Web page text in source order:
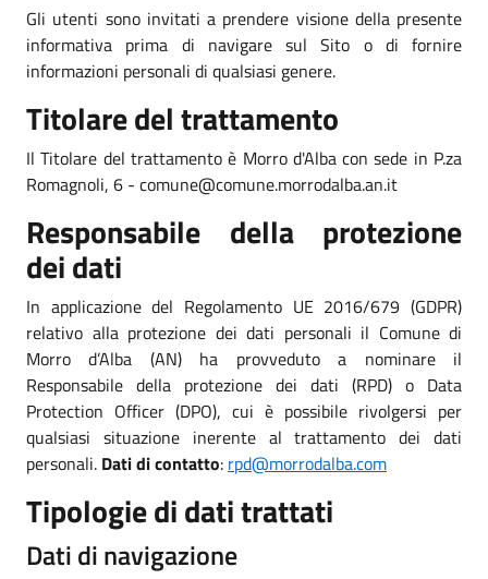
Gli utenti sono invitati a prendere visione della presente
informativa prima di navigare sul Sito o di fornire
informazioni personali di qualsiasi genere.
Titolare del trattamento
Il Titolare del trattamento è Morro d'Alba con sede in P.za
Romagnoli, 6 - comune@comune.morrodalba.an.it
Responsabile della protezione
dei dati
In applicazione del Regolamento UE 2016/679 (GDPR)
relativo alla protezione dei dati personali il Comune di
Morro d’Alba (AN) ha provveduto a nominare il
Responsabile della protezione dei dati (RPD) o Data
Protection Officer (DPO), cui è possibile rivolgersi per
qualsiasi situazione inerente al trattamento dei dati
personali. Dati di contatto: rpd@morrodalba.com
Tipologie di dati trattati
Dati di navigazione